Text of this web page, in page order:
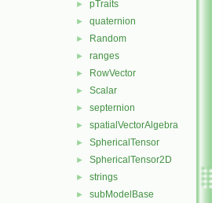
► pTraits
► quaternion
► Random
► ranges
► RowVector
► Scalar
► septernion
► spatialVectorAlgebra
► SphericalTensor
► SphericalTensor2D
► strings
► subModelBase